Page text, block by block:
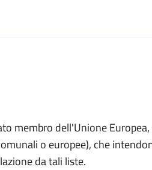
membro dell'Unione
o europee), che
da tali liste.